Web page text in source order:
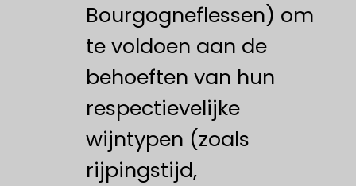
Bourgogneflessen) om
te voldoen aan de
behoeften van hun
respectievelijke
wijntypen (zoals
rijpingstijd,